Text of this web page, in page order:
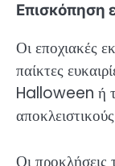
Επισκόπηση
Οι εποχιακές
παίκτες
Halloween ή
Οι προκλήσεις